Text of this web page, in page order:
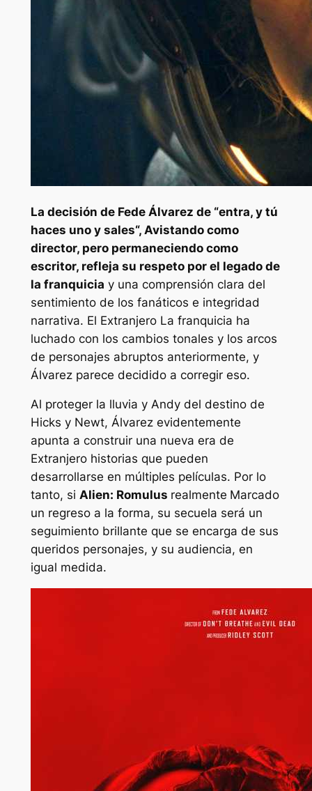
La decisión de Fede Álvarez de “entra, y tú
haces uno y sales“, Avistando como
director, pero permaneciendo como
escritor, refleja su respeto por el legado de
la franquicia y una comprensión clara del
sentimiento de los fanáticos e integridad
narrativa. El ExtranjeroLa franquicia ha
luchado con los cambios tonales y los arcos
de personajes abruptos anteriormente, y
Álvarez parece decidido a corregir eso.
Al proteger la lluvia y Andy del destino de
Hicks y Newt, Álvarez evidentemente
apunta a construir una nueva era de
Extranjerohistorias que pueden
desarrollarse en múltiples películas. Por lo
tanto, si Alien: Romulus realmente Marcado
un regreso a la forma, su secuela será un
seguimiento brillante que se encarga de sus
queridos personajes, y su audiencia, en
igual medida.